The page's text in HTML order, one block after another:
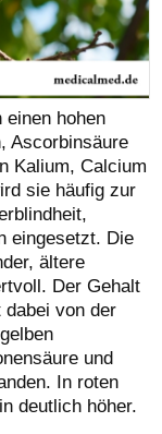
hohen
Ascorbinsäure
Kalium, Calcium
sie häufig zur
eingesetzt. Die
ältere
Der Gehalt
dabei von der
und
In roten
deutlich höher.